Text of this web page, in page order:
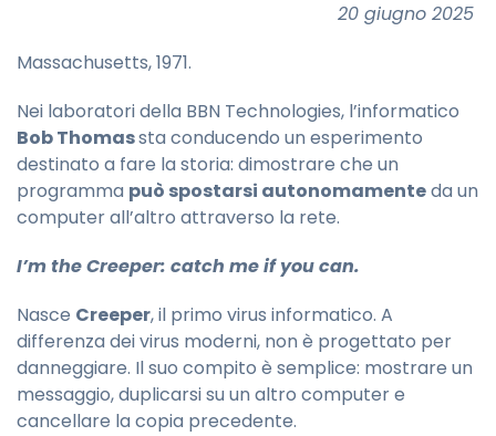
20 giugno 2025
Massachusetts, 1971.
Nei laboratori della BBN Technologies, l’informatico
Bob Thomassta conducendo un esperimento
destinato a fare la storia: dimostrare che un
programma può spostarsi autonomamenteda un
computer all’altro attraverso la rete.
I’m the Creeper: catch me if you can.
Nasce Creeper, il primo virus informatico. A
differenza dei virus moderni, non è progettato per
danneggiare. Il suo compito è semplice: mostrare un
messaggio, duplicarsi su un altro computer e
cancellare la copia precedente.